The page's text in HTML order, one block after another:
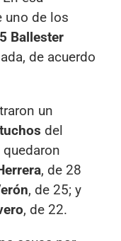
uno de los
Ballester
de acuerdo
un
del
, de 28
, de 25; y
, de 22.